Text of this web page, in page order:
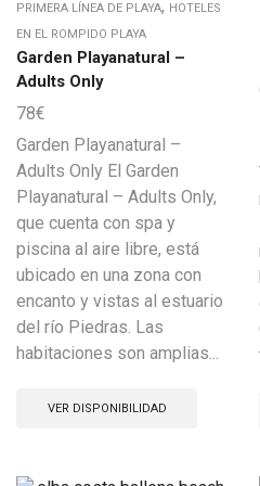
PRIMERA LÍNEA DE PLAYA, HOTELES
EN EL ROMPIDO PLAYA
Garden Playanatural –
Adults Only
78€
Garden Playanatural –
Adults Only El Garden
Playanatural – Adults Only,
que cuenta con spa y
piscina al aire libre, está
ubicado en una zona con
encanto y vistas al estuario
del río Piedras. Las
habitaciones son amplias...
VER DISPONIBILIDAD